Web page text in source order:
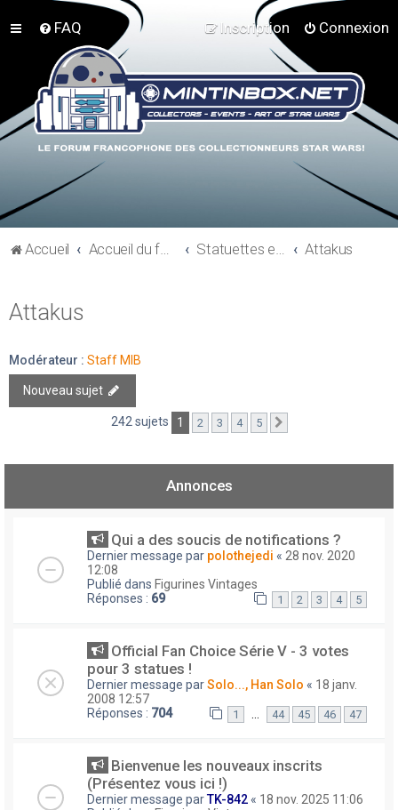
FAQ Connexion
Inscription
Accueil Accueil du forum Statuettes et résines Attakus
Attakus
Modérateur : Staff MIB
Nouveau sujet
242 sujets 1 2 3 4 5
Annonces
Qui a des soucis de notifications ?
Dernier message par polothejedi « 28 nov. 2020
12:08
Publié dans Figurines Vintages
Réponses : 69 1 2 3 4 5
Official Fan Choice Série V - 3 votes
pour 3 statues !
Dernier message parSolo..., Han Solo « 18 janv.
2008 12:57
Réponses : 704 1 … 44 45 46 47
Bienvenue les nouveaux inscrits
(Présentez vous ici !)
Dernier message parTK-842 « 18 nov. 2025 11:06